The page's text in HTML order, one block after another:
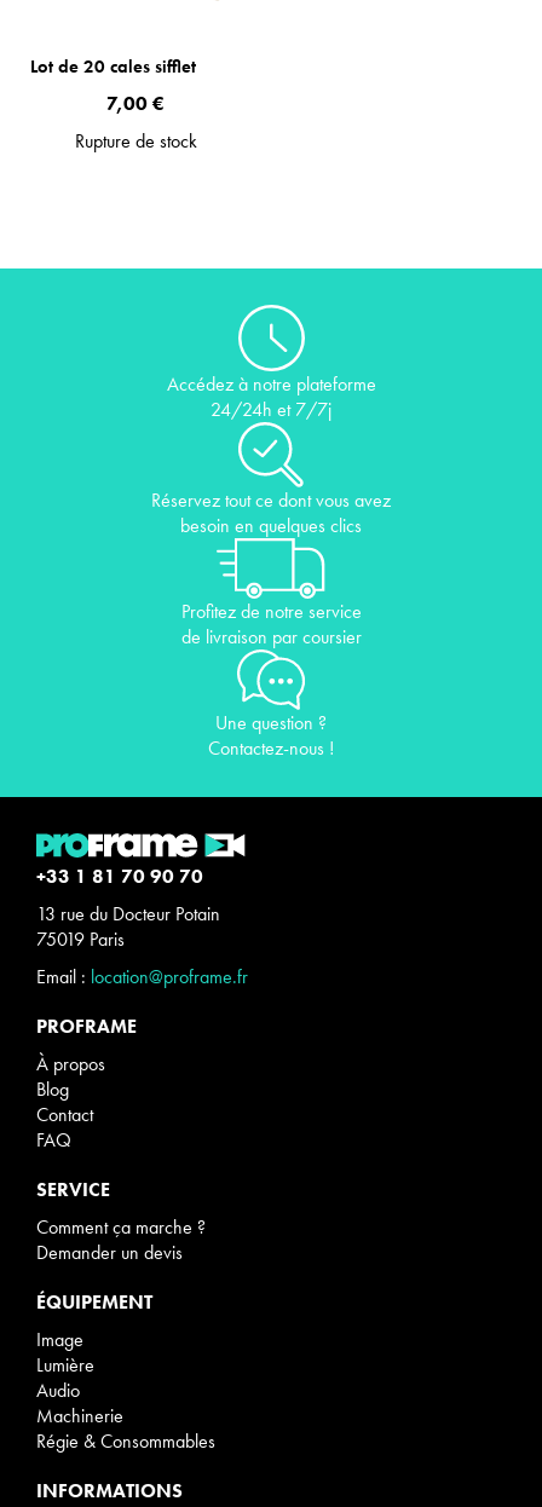
Lot de 20 cales sifflet
7,00 €
Rupture de stock
Accédez à notre plateforme
24/24h et 7/7j
Réservez tout ce dont vous avez
besoin en quelques clics
Profitez de notre service
de livraison par coursier
Une question ?
Contactez-nous !
+33 1 81 70 90 70
13 rue du Docteur Potain
75019 Paris
Email : location@proframe.fr
PROFRAME
À propos
Blog
Contact
FAQ
SERVICE
Comment ça marche ?
Demander un devis
ÉQUIPEMENT
Image
Lumière
Audio
Machinerie
Régie & Consommables
INFORMATIONS